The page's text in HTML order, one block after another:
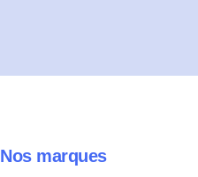
Nos marques